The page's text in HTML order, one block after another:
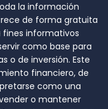
la información
de forma gratuita
informativos
como base para
o de inversión. Este
financiero, de
como una
o mantener